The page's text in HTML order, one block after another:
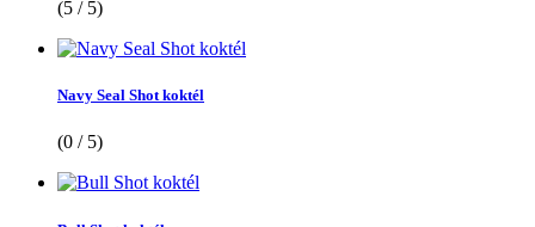
(5 / 5)
Navy Seal Shot koktél
(0 / 5)